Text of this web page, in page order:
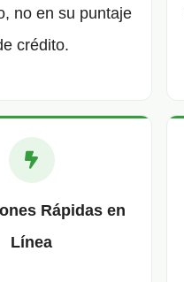
no en su puntaje
crédito.
Rápidas en
Línea